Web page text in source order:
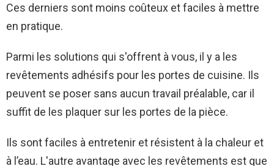
Ces derniers sont moins coûteux et faciles à mettre
en pratique.
Parmi les solutions qui s'offrent à vous, il y a les
revêtements adhésifs pour les portes de cuisine. Ils
peuvent se poser sans aucun travail préalable, car il
suffit de les plaquer sur les portes de la pièce.
Ils sont faciles à entretenir et résistent à la chaleur et
à l’eau. L'autre avantage avec les revêtements est que